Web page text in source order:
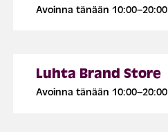
Avoinna tänään 10:00–20:00
Luhta Brand Store
Avoinna tänään 10:00–20:00